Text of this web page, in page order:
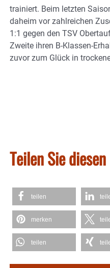
trainiert. Beim letzten
daheim vor zahlreichen
1:1 gegen den TSV
Zweite ihren B-Klassen-
zuvor zum Glück in
Teilen Sie
teilen
merken
teilen